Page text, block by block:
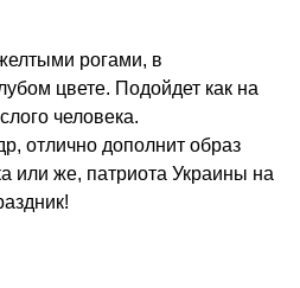
рогами, в
цвете. Подойдет как на
человека.
отлично дополнит образ
или же, патриота Украины на